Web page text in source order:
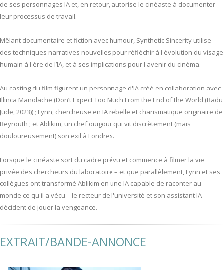
de ses personnages IA et, en retour, autorise le cinéaste à documenter
leur processus de travail.
Mêlant documentaire et fiction avec humour, Synthetic Sincerity utilise
des techniques narratives nouvelles pour réfléchir à l'évolution du visage
humain à l'ère de l’IA, et à ses implications pour l'avenir du cinéma.
Au casting du film figurent un personnage d'IA créé en collaboration avec
Illinca Manolache (Don’t Expect Too Much From the End of the World (Radu
Jude, 2023)) ; Lynn, chercheuse en IA rebelle et charismatique originaire de
Beyrouth ; et Ablikim, un chef ouïgour qui vit discrètement (mais
douloureusement) son exil à Londres.
Lorsque le cinéaste sort du cadre prévu et commence à filmer la vie
privée des chercheurs du laboratoire – et que parallèlement, Lynn et ses
collègues ont transformé Ablikim en une IA capable de raconter au
monde ce qu'il a vécu – le recteur de l'université et son assistant IA
décident de jouer la vengeance.
EXTRAIT/BANDE-ANNONCE